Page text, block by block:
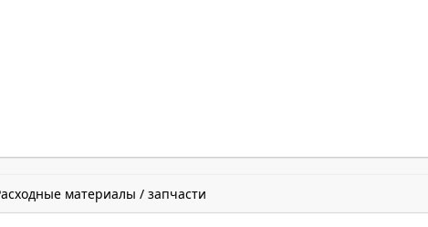
материалы / запчасти